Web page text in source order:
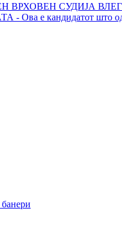
ВРХОВЕН СУДИЈА
Ова е кандидатот што